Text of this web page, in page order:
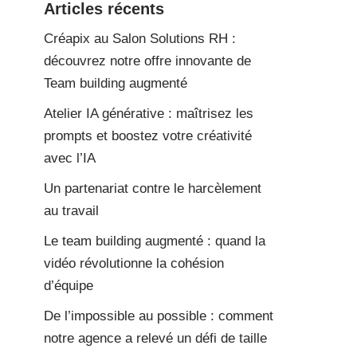
Articles récents
Créapix au Salon Solutions RH :
découvrez notre offre innovante de
Team building augmenté
Atelier IA générative : maîtrisez les
prompts et boostez votre créativité
avec l’IA
Un partenariat contre le harcèlement
au travail
Le team building augmenté : quand la
vidéo révolutionne la cohésion
d’équipe
De l’impossible au possible : comment
notre agence a relevé un défi de taille